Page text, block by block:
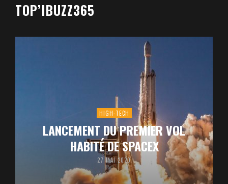
TOP’IBUZZ365
HIGH-TECH
LANCEMENT DU PREMIER VOL
HABITÉ DE SPACEX
27 MAI 2020